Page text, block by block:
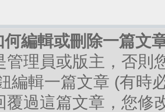
何編輯或刪除一篇文
管理員或版主，否則
編輯一篇文章 (有時
覆過這篇文章，您修